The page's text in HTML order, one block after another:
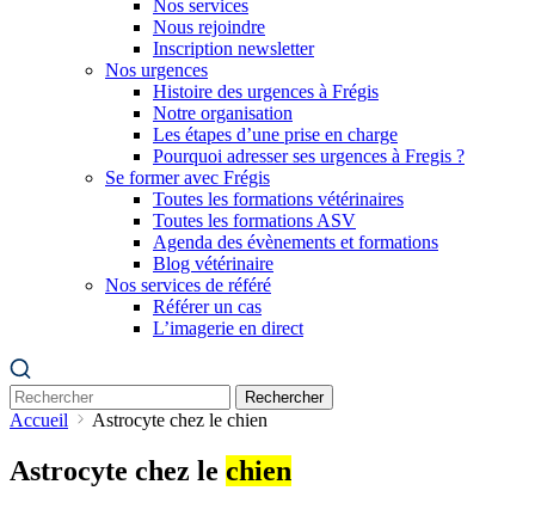
Nos services
Nous rejoindre
Inscription newsletter
Nos urgences
Histoire des urgences à Frégis
Notre organisation
Les étapes d’une prise en charge
Pourquoi adresser ses urgences à Fregis ?
Se former avec Frégis
Toutes les formations vétérinaires
Toutes les formations ASV
Agenda des évènements et formations
Blog vétérinaire
Nos services de référé
Référer un cas
L’imagerie en direct
Rechercher
Accueil Astrocyte chez le chien
Astrocyte chez le chien